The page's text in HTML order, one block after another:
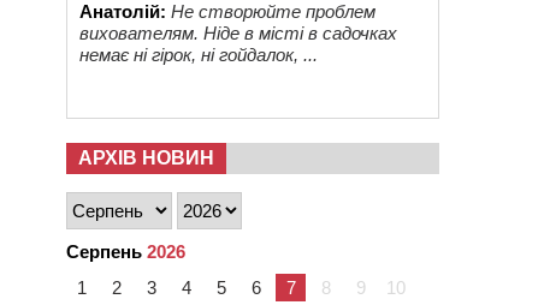
Анатолій: Не створюйте проблем
вихователям. Ніде в місті в садочках
немає ні гірок, ні гойдалок, ...
АРХІВ НОВИН
Серпень 2026
1
2 3 4 5 6 7 8 9 10